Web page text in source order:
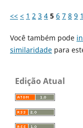
<< < 1 2 3 4 5 6 7 8 9
Você também pode
similaridadepara
Edição Atual